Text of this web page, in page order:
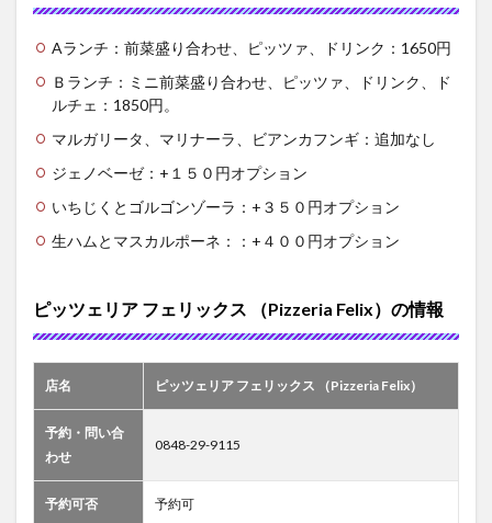
Aランチ：前菜盛り合わせ、ピッツァ、ドリンク：1650円
Ｂランチ：ミニ前菜盛り合わせ、ピッツァ、ドリンク、ド
ルチェ：1850円。
マルガリータ、マリナーラ、ビアンカフンギ：追加なし
ジェノベーゼ：+１５０円オプション
いちじくとゴルゴンゾーラ：+３５０円オプション
生ハムとマスカルポーネ：：+４００円オプション
ピッツェリア フェリックス （Pizzeria Felix）の情報
店名 ピッツェリア フェリックス （Pizzeria Felix）
予約・問い合
わせ
0848-29-9115
予約可否 予約可